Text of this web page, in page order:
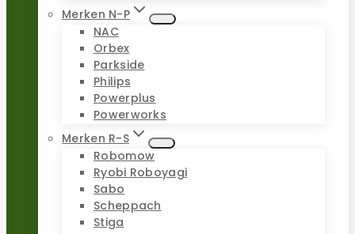
Merken N-P
NAC
Orbex
Parkside
Philips
Powerplus
Powerworks
Merken R-S
Robomow
Ryobi Roboyagi
Sabo
Scheppach
Stiga